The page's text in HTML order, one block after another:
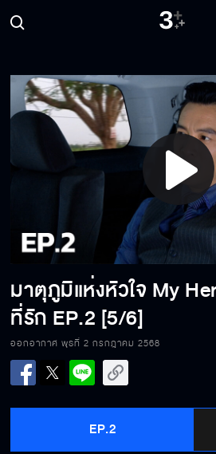
Play
Video
มาตุภูมิแห่งหัวใจ My
ที่รัก EP.2 [5/6]
ออกอากาศ พุธที่ 2 กรกฎาคม 2568
EP.2
EP.2[1/6]
EP.2[2/6]